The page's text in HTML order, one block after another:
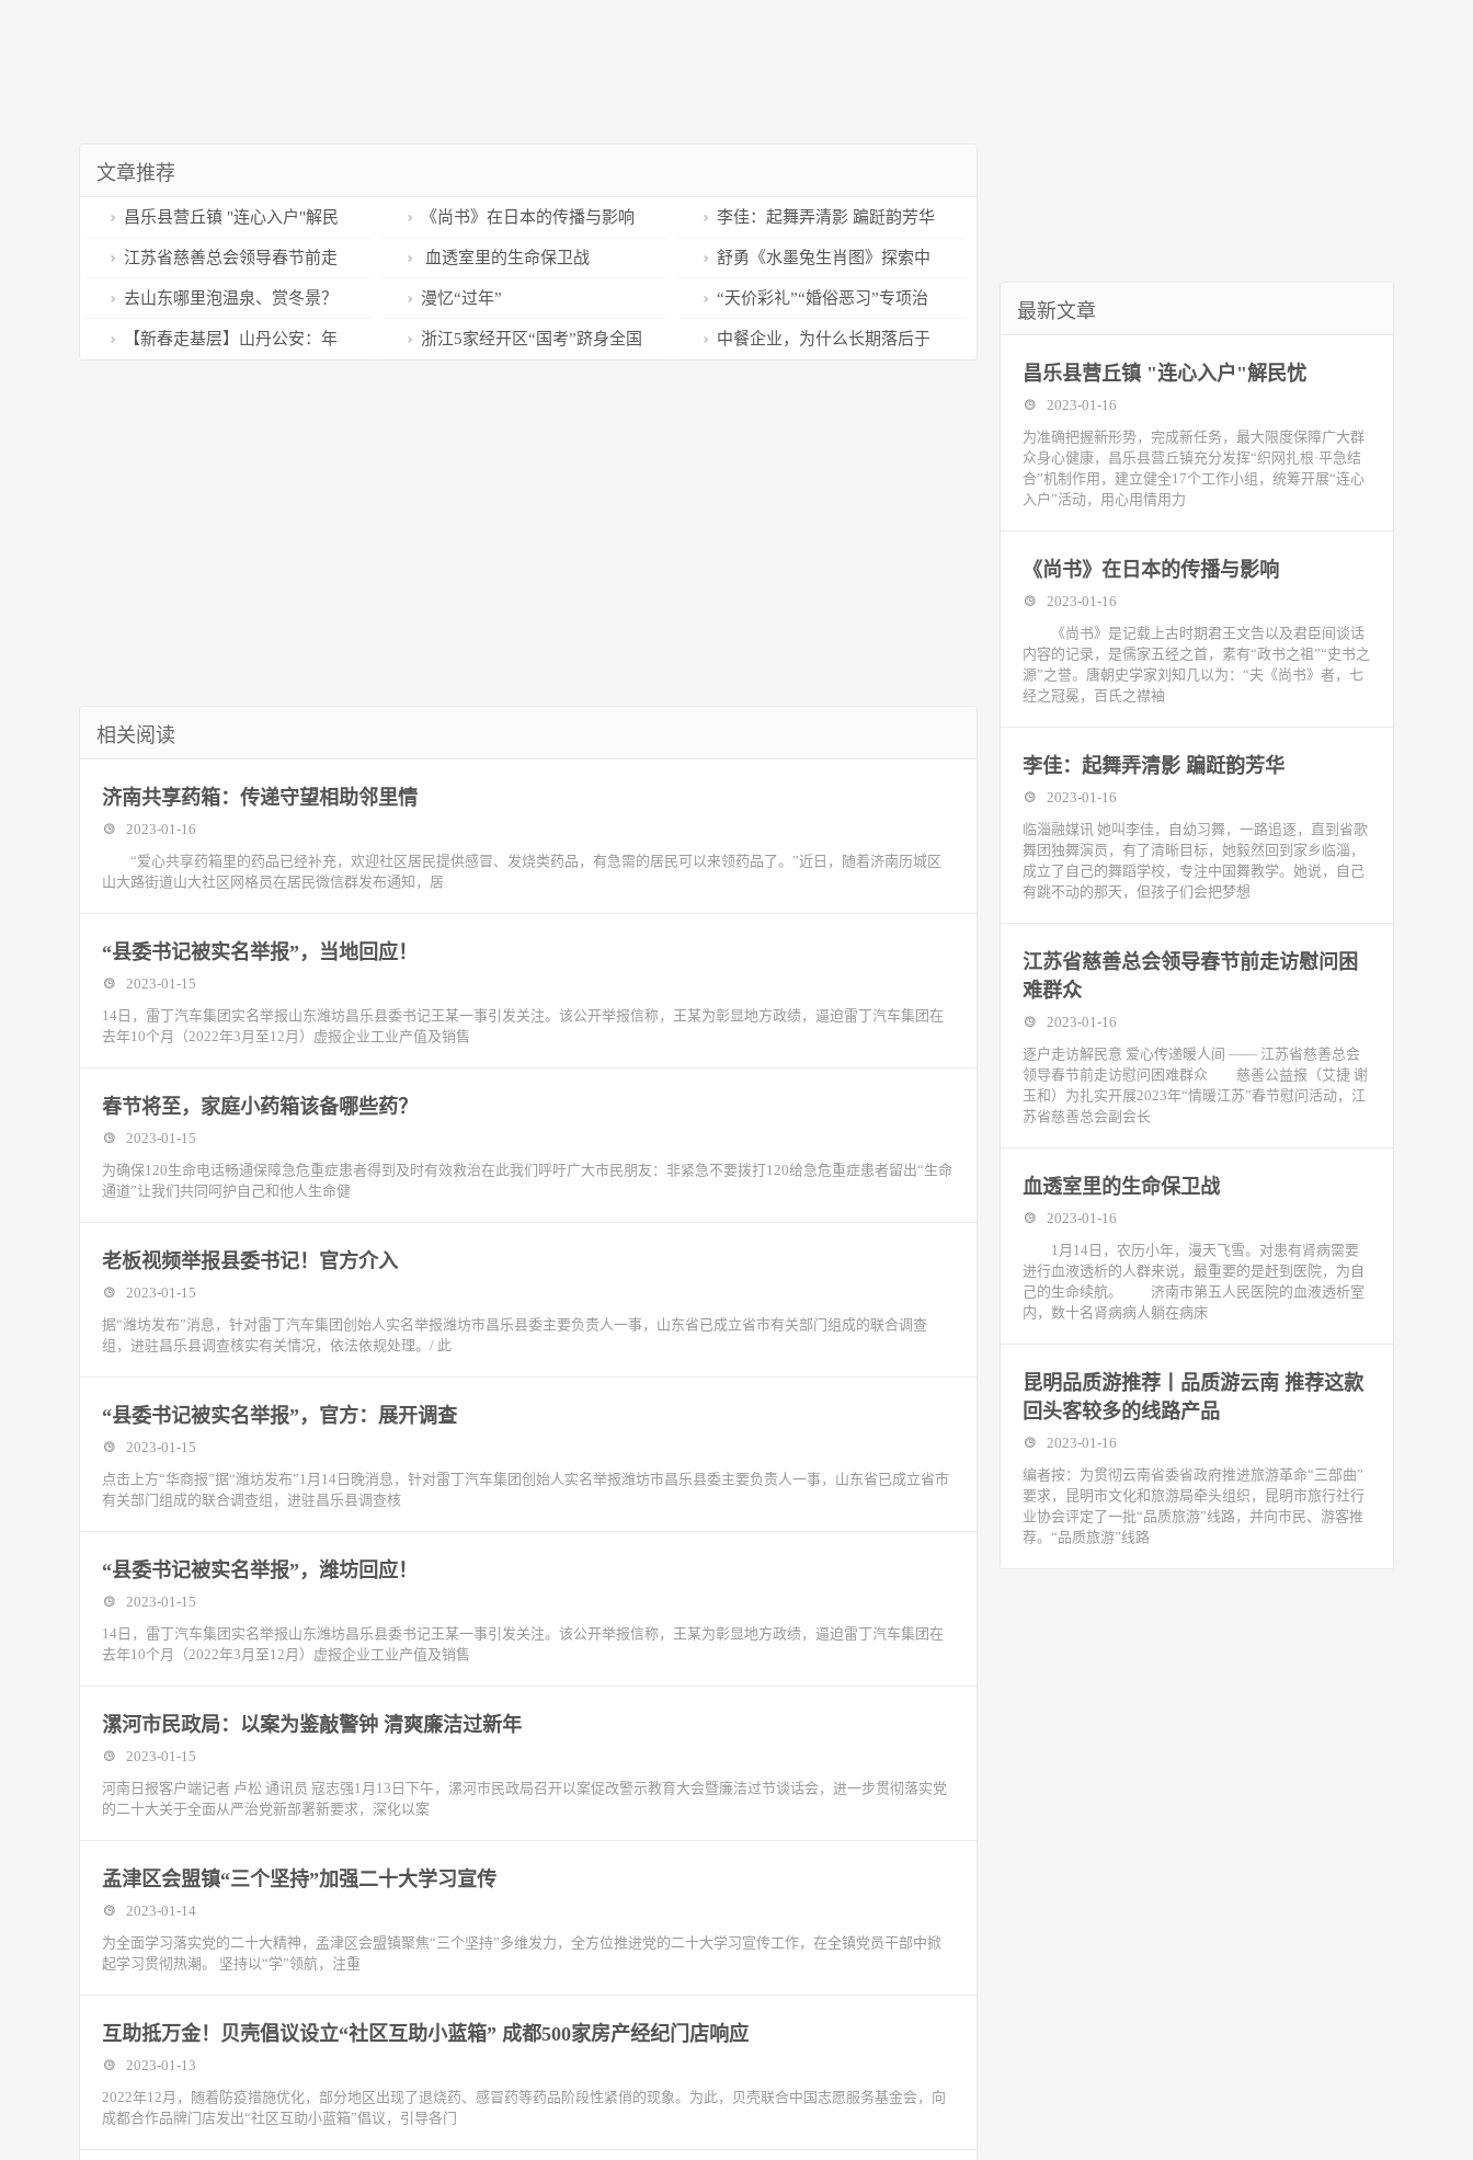
文章推荐
昌乐县营丘镇 "连心入户"解民
忧
《尚书》在日本的传播与影响 李佳：起舞弄清影 蹁跹韵芳华
江苏省慈善总会领导春节前走
访慰问困难群众
血透室里的生命保卫战 舒勇《水墨兔生肖图》探索中
国式文化新表达
去山东哪里泡温泉、赏冬景？
这份名单告诉你
漫忆“过年” “天价彩礼”“婚俗恶习”专项治
理已来
【新春走基层】山丹公安：年 浙江5家经开区“国考”跻身全国 中餐企业，为什么长期落后于
相关阅读
济南共享药箱：传递守望相助邻里情
2023-01-16
“爱心共享药箱里的药品已经补充，欢迎社区居民提供感冒、发烧类药品，有急需的居民可以来领药品了。”近日，随着济南历城区
山大路街道山大社区网格员在居民微信群发布通知，居
“县委书记被实名举报”，当地回应！
2023-01-15
14日，雷丁汽车集团实名举报山东潍坊昌乐县委书记王某一事引发关注。该公开举报信称，王某为彰显地方政绩，逼迫雷丁汽车集团在
去年10个月（2022年3月至12月）虚报企业工业产值及销售
春节将至，家庭小药箱该备哪些药？
2023-01-15
为确保120生命电话畅通保障急危重症患者得到及时有效救治在此我们呼吁广大市民朋友：非紧急不要拨打120给急危重症患者留出“生命
通道”让我们共同呵护自己和他人生命健
老板视频举报县委书记！官方介入
2023-01-15
据“潍坊发布”消息，针对雷丁汽车集团创始人实名举报潍坊市昌乐县委主要负责人一事，山东省已成立省市有关部门组成的联合调查
组，进驻昌乐县调查核实有关情况，依法依规处理。/ 此
“县委书记被实名举报”，官方：展开调查
2023-01-15
点击上方“华商报”据“潍坊发布”1月14日晚消息，针对雷丁汽车集团创始人实名举报潍坊市昌乐县委主要负责人一事，山东省已成立省市
有关部门组成的联合调查组，进驻昌乐县调查核
“县委书记被实名举报”，潍坊回应！
2023-01-15
14日，雷丁汽车集团实名举报山东潍坊昌乐县委书记王某一事引发关注。该公开举报信称，王某为彰显地方政绩，逼迫雷丁汽车集团在
去年10个月（2022年3月至12月）虚报企业工业产值及销售
漯河市民政局：以案为鉴敲警钟 清爽廉洁过新年
2023-01-15
河南日报客户端记者 卢松 通讯员 寇志强1月13日下午，漯河市民政局召开以案促改警示教育大会暨廉洁过节谈话会，进一步贯彻落实党
的二十大关于全面从严治党新部署新要求，深化以案
孟津区会盟镇“三个坚持”加强二十大学习宣传
2023-01-14
为全面学习落实党的二十大精神，孟津区会盟镇聚焦“三个坚持”多维发力，全方位推进党的二十大学习宣传工作，在全镇党员干部中掀
起学习贯彻热潮。 坚持以“学”领航，注重
互助抵万金！贝壳倡议设立“社区互助小蓝箱” 成都500家房产经纪门店响应
2023-01-13
2022年12月，随着防疫措施优化，部分地区出现了退烧药、感冒药等药品阶段性紧俏的现象。为此，贝壳联合中国志愿服务基金会，向
成都合作品牌门店发出“社区互助小蓝箱”倡议，引导各门
最新文章
昌乐县营丘镇 "连心入户"解民忧
2023-01-16
为准确把握新形势，完成新任务，最大限度保障广大群
众身心健康，昌乐县营丘镇充分发挥“织网扎根·平急结
合”机制作用，建立健全17个工作小组，统筹开展“连心
入户”活动，用心用情用力
《尚书》在日本的传播与影响
2023-01-16
《尚书》是记载上古时期君王文告以及君臣间谈话
内容的记录，是儒家五经之首，素有“政书之祖”“史书之
源”之誉。唐朝史学家刘知几以为：“夫《尚书》者，七
经之冠冕，百氏之襟袖
李佳：起舞弄清影 蹁跹韵芳华
2023-01-16
临淄融媒讯 她叫李佳，自幼习舞，一路追逐，直到省歌
舞团独舞演员，有了清晰目标，她毅然回到家乡临淄，
成立了自己的舞蹈学校，专注中国舞教学。她说，自己
有跳不动的那天，但孩子们会把梦想
江苏省慈善总会领导春节前走访慰问困
难群众
2023-01-16
逐户走访解民意 爱心传递暖人间 —— 江苏省慈善总会
领导春节前走访慰问困难群众 慈善公益报（艾捷 谢
玉和）为扎实开展2023年“情暖江苏”春节慰问活动，江
苏省慈善总会副会长
血透室里的生命保卫战
2023-01-16
1月14日，农历小年，漫天飞雪。对患有肾病需要
进行血液透析的人群来说，最重要的是赶到医院，为自
己的生命续航。 济南市第五人民医院的血液透析室
内，数十名肾病病人躺在病床
昆明品质游推荐丨品质游云南 推荐这款
回头客较多的线路产品
2023-01-16
编者按：为贯彻云南省委省政府推进旅游革命“三部曲”
要求，昆明市文化和旅游局牵头组织，昆明市旅行社行
业协会评定了一批“品质旅游”线路，并向市民、游客推
荐。“品质旅游”线路